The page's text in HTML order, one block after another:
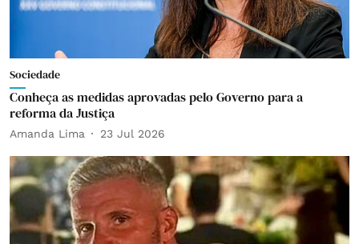
Sociedade
Conheça as medidas aprovadas pelo Governo para a
reforma da Justiça
Amanda Lima 23 Jul 2026